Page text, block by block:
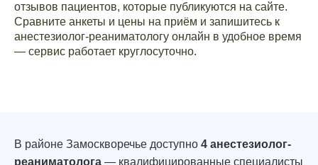
отзывов пациентов, которые публикуются на сайте.
Сравните анкеты и цены на приём и запишитесь к
анестезиолог-реаниматологу онлайн в удобное время
— сервис работает круглосуточно.
В районе Замоскворечье доступно 4 анестезиолог-
реаниматолога — квалифицированные специалисты